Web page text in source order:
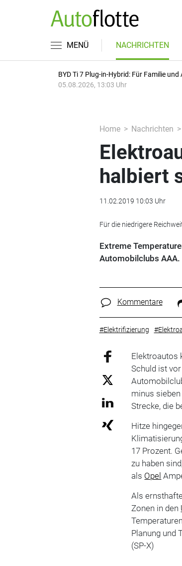
MENÜ NACHRICHTEN
BYD Ti 7 Plug-in-Hybrid: Für Familie und
05.08.2026, 13:03 Uhr
Home Nachrichten
halbiert
11.02.2019 10:03 Uhr
Für die niedrigere
Extreme
Automobilclubs AAA.
Kommentare
#Elektrifizierung
Elektroautos
Schuld ist
minus
Strecke, die
Hitze
17 Prozent.
zu haben
als Opel
Als
Zonen in den
Planung und
(SP-X)